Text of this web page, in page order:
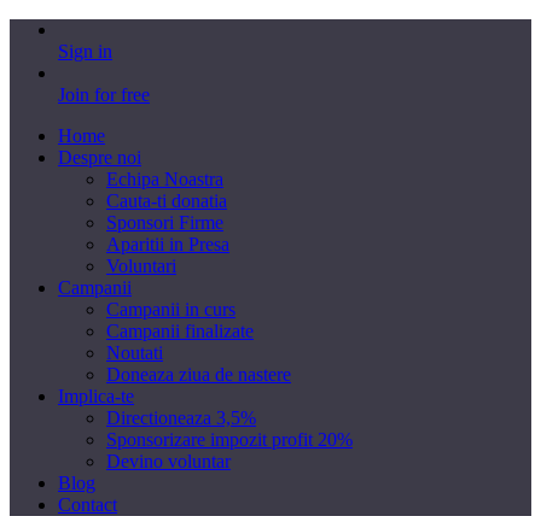
Sign in
Join for free
Home
Despre noi
Echipa Noastra
Cauta-ti donatia
Sponsori Firme
Aparitii in Presa
Voluntari
Campanii
Campanii in curs
Campanii finalizate
Noutati
Doneaza ziua de nastere
Implica-te
Directioneaza 3,5%
Sponsorizare impozit profit 20%
Devino voluntar
Blog
Contact